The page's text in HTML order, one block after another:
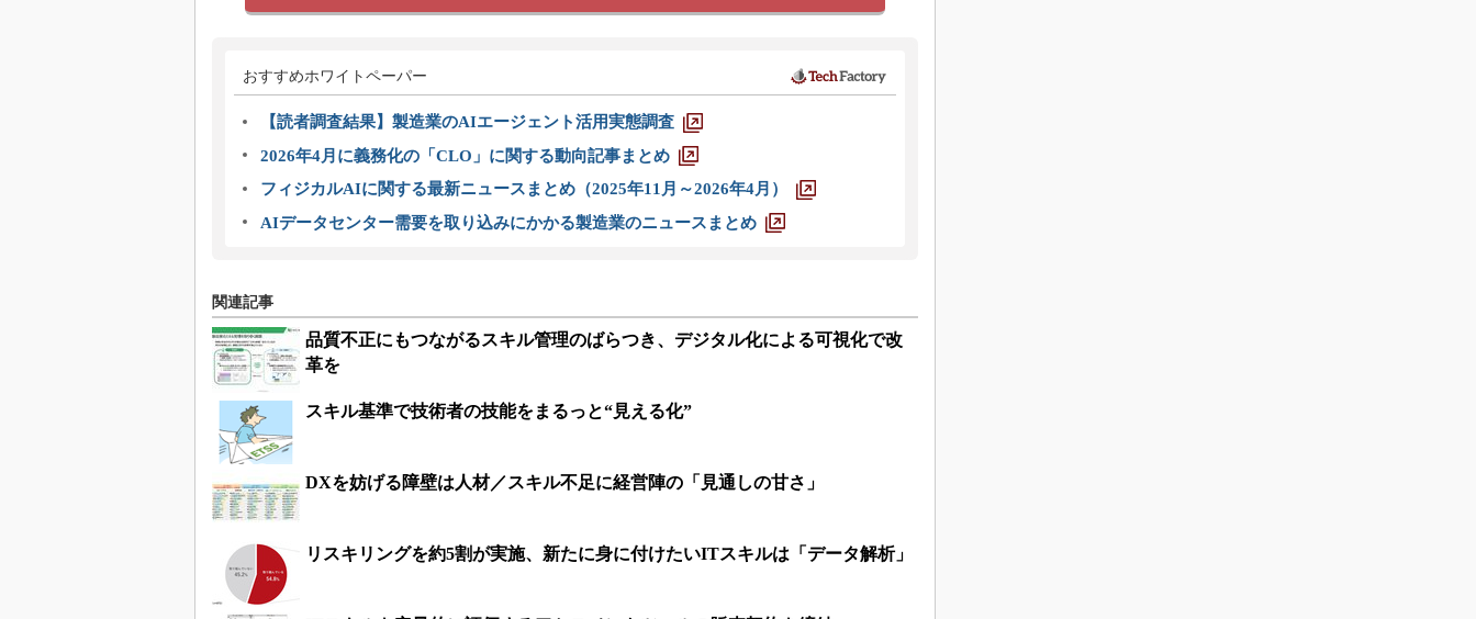
おすすめホワイトペーパー
【読者調査結果】製造業のAIエージェント活用実態調査
2026年4月に義務化の「CLO」に関する動向記事まとめ
フィジカルAIに関する最新ニュースまとめ（2025年11月～2026年4月）
AIデータセンター需要を取り込みにかかる製造業のニュースまとめ
関連記事
品質不正にもつながるスキル管理のばらつき、デジタル化による可視化で改
革を
スキル基準で技術者の技能をまるっと“見える化”
DXを妨げる障壁は人材／スキル不足に経営陣の「見通しの甘さ」
リスキリングを約5割が実施、新たに身に付けたいITスキルは「データ解析」